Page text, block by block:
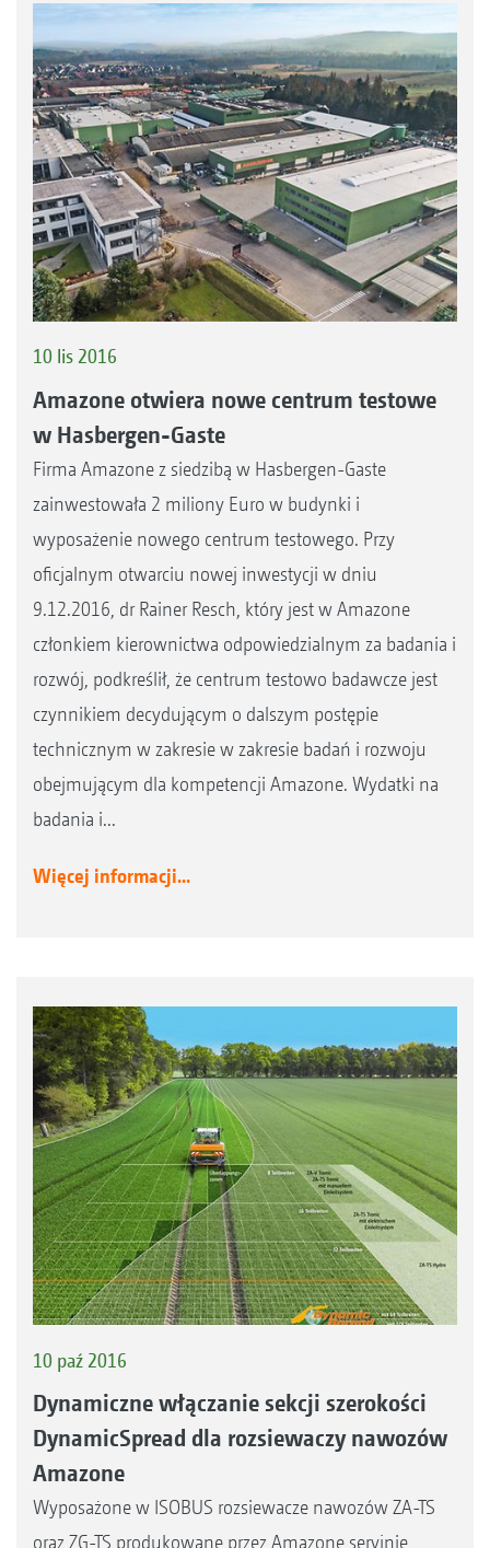
10 lis 2016
Amazone otwiera nowe centrum testowe
w Hasbergen-Gaste
Firma Amazone z siedzibą w Hasbergen-Gaste
zainwestowała 2 miliony Euro w budynki i
wyposażenie nowego centrum testowego. Przy
oficjalnym otwarciu nowej inwestycji w dniu
9.12.2016, dr Rainer Resch, który jest w Amazone
członkiem kierownictwa odpowiedzialnym za badania i
rozwój, podkreślił, że centrum testowo badawcze jest
czynnikiem decydującym o dalszym postępie
technicznym w zakresie w zakresie badań i rozwoju
obejmującym dla kompetencji Amazone. Wydatki na
badania i...
Więcej informacji...
10 paź 2016
Dynamiczne włączanie sekcji szerokości
DynamicSpread dla rozsiewaczy nawozów
Amazone
Wyposażone w ISOBUS rozsiewacze nawozów ZA-TS
oraz ZG-TS produkowane przez Amazone seryjnie